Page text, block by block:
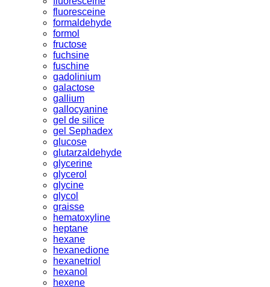
fluoresceine
formaldehyde
formol
fructose
fuchsine
fuschine
gadolinium
galactose
gallium
gallocyanine
gel de silice
gel Sephadex
glucose
glutarzaldehyde
glycerine
glycerol
glycine
glycol
graisse
hematoxyline
heptane
hexane
hexanedione
hexanetriol
hexanol
hexene